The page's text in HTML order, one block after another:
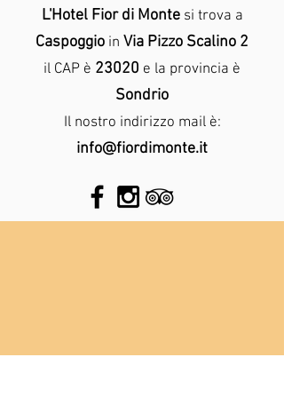
L'Hotel Fior di Montesi trova a
Caspoggio in Via Pizzo Scalino 2
il CAP è 23020 e la provincia è
Sondrio
Il nostro indirizzo mail è:
info@fiordimonte.it